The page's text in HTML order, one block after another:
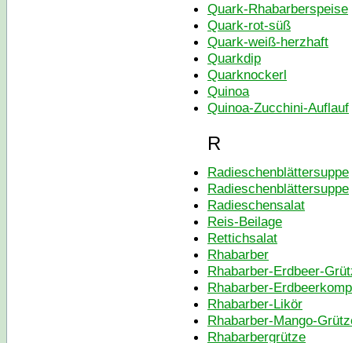
Quark-Rhabarberspeise
Quark-rot-süß
Quark-weiß-herzhaft
Quarkdip
Quarknockerl
Quinoa
Quinoa-Zucchini-Auflauf
R
Radieschenblättersuppe
Radieschenblättersuppe
Radieschensalat
Reis-Beilage
Rettichsalat
Rhabarber
Rhabarber-Erdbeer-
Rhabarber-
Rhabarber-Likör
Rhabarber-Mango-
Rhabarbergrütze